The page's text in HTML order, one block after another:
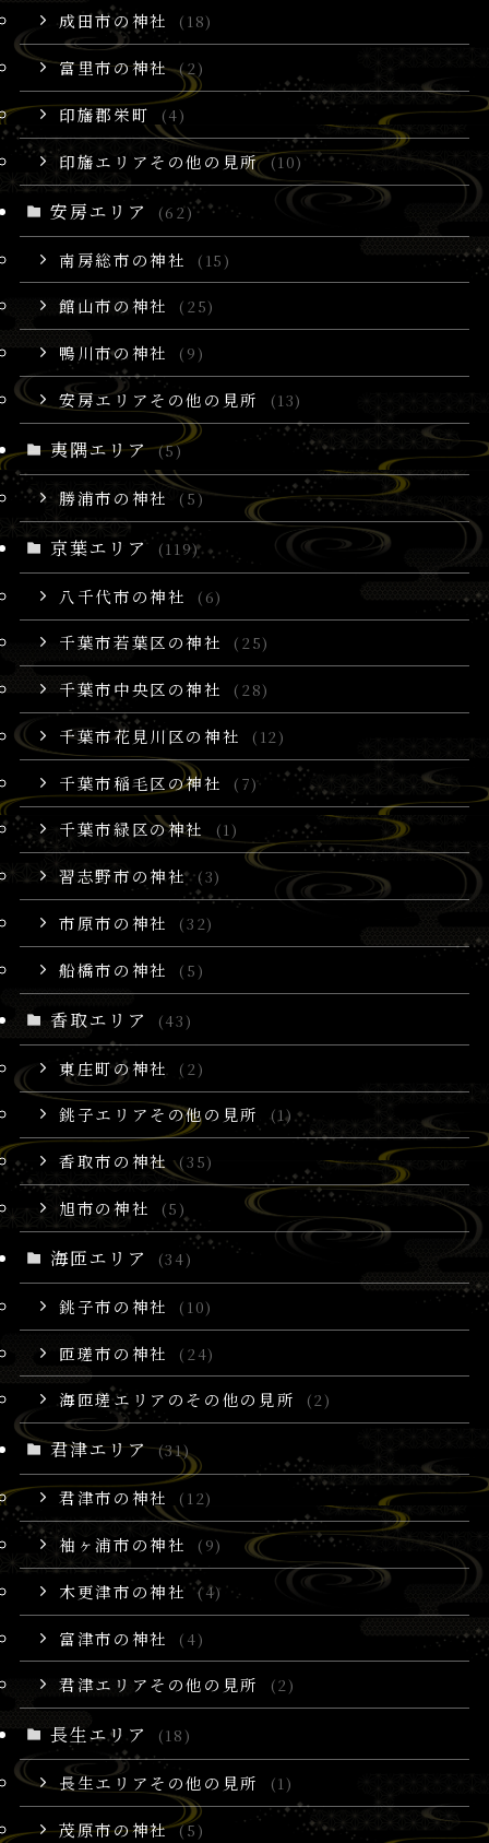
成田市の神社 (18)
富里市の神社 (2)
印旛郡栄町 (4)
印旛エリアその他の見所 (10)
安房エリア (62)
南房総市の神社 (15)
館山市の神社 (25)
鴨川市の神社 (9)
安房エリアその他の見所 (13)
夷隅エリア (5)
勝浦市の神社 (5)
京葉エリア (119)
八千代市の神社 (6)
千葉市若葉区の神社 (25)
千葉市中央区の神社 (28)
千葉市花見川区の神社 (12)
千葉市稲毛区の神社 (7)
千葉市緑区の神社 (1)
習志野市の神社 (3)
市原市の神社 (32)
船橋市の神社 (5)
香取エリア (43)
東庄町の神社 (2)
銚子エリアその他の見所 (1)
香取市の神社 (35)
旭市の神社 (5)
海匝エリア (34)
銚子市の神社 (10)
匝瑳市の神社 (24)
海匝瑳エリアのその他の見所 (2)
君津エリア (31)
君津市の神社 (12)
袖ヶ浦市の神社 (9)
木更津市の神社 (4)
富津市の神社 (4)
君津エリアその他の見所 (2)
長生エリア (18)
長生エリアその他の見所 (1)
茂原市の神社 (5)